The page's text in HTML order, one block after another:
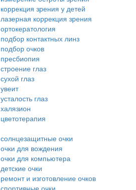
коррекция зрения у детей
лазерная коррекция зрения
ортокератология
подбор контактных линз
подбор очков
пресбиопия
строение глаз
сухой глаз
увеит
усталость глаз
халязион
цветотерапия
солнцезащитные очки
очки для вождения
очки для компьютера
детские очки
ремонт и изготовление очков